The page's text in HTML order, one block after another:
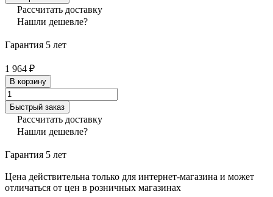
Рассчитать доставку
Нашли дешевле?
Гарантия 5 лет
1 964 ₽
В корзину
Быстрый заказ
Рассчитать доставку
Нашли дешевле?
Гарантия 5 лет
Цена действительна только для интернет-магазина и может
отличаться от цен в розничных магазинах